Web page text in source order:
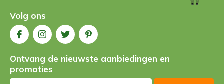
Volg ons
Ontvang de nieuwste aanbiedingen en
promoties